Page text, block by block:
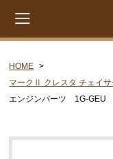
CATEGORY
セリカXX MA45
HOME
マークⅡ クレスタ チェイ
エンジンパーツ 1G-GEU